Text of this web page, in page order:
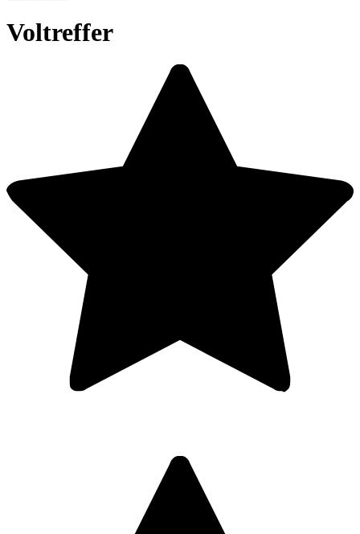
Voltreffer